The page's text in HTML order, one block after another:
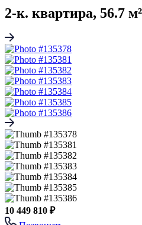
2-к. квартира, 56.7
10 449 810 ₽